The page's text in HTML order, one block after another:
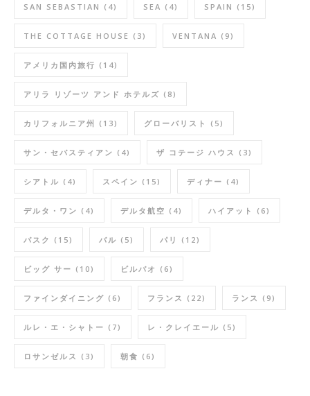
SAN SEBASTIAN (4) SEA (4) SPAIN (15)
THE COTTAGE HOUSE (3) VENTANA (9)
アメリカ国内旅行 (14)
アリラ リゾーツ アンド ホテルズ (8)
カリフォルニア州 (13) グローバリスト (5)
サン・セバスティアン (4) ザ コテージ ハウス (3)
シアトル (4) スペイン (15) ディナー (4)
デルタ・ワン (4) デルタ航空 (4) ハイアット (6)
バスク (15) バル (5) パリ (12)
ビッグ サー (10) ビルバオ (6)
ファインダイニング (6) フランス (22) ランス (9)
ルレ・エ・シャトー (7) レ・クレイエール (5)
ロサンゼルス (3) 朝食 (6)